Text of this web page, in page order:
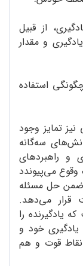
از قبیل
و مقدار
استفاده
تمایز وجود
سه‌گانه
و راهبردهای
وقوع می‌پیوندد
ضمن حل مسئله
قرار می‌دهد.
یادگیرنده را
خود و
قوت و هم